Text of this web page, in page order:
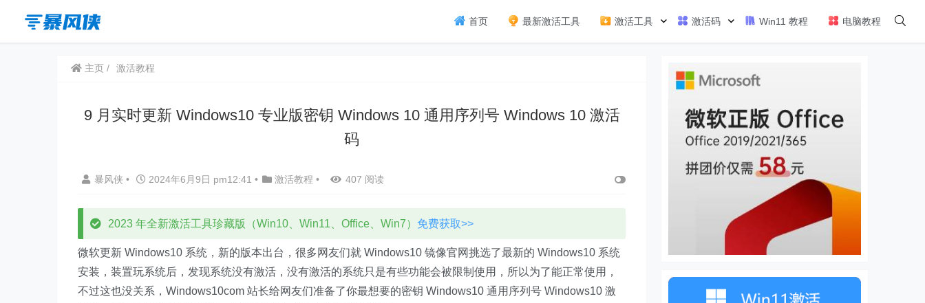
首页 最新激活工具 激活工具 激活码 Win11 教程 电脑教程
主页 激活教程
9 月实时更新 Windows10 专业版密钥 Windows 10 通用序列号 Windows 10 激活
码
暴风侠 • 2024年6月9日 pm12:41 • 激活教程 • 407 阅读
2023 年全新激活工具珍藏版（Win10、Win11、Office、Win7） 免费获取>>
微软更新 Windows10 系统，新的版本出台，很多网友们就 Windows10 镜像官网挑选了最新的 Windows10 系统
安装，装置玩系统后，发现系统没有激活，没有激活的系统只是有些功能会被限制使用，所以为了能正常使用，
不过这也没关系，Windows10com 站长给网友们准备了你最想要的密钥 Windows10 通用序列号 Windows10 激